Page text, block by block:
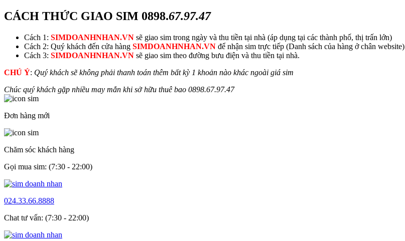
CÁCH THỨC GIAO SIM 0898.67.97.47
Cách 1: SIMDOANHNHAN.VN sẽ giao sim trong ngày và thu tiền tại nhà (áp dụng tại các thành phố, thị trấn lớn)
Cách 2: Quý khách đến cửa hàng SIMDOANHNHAN.VN để nhận sim trực tiếp (Danh sách của hàng ở chân website)
Cách 3: SIMDOANHNHAN.VN sẽ giao sim theo đường bưu điện và thu tiền tại nhà.
CHÚ Ý: Quý khách sẽ không phải thanh toán thêm bất kỳ 1 khoản nào khác ngoài giá sim
Chúc quý khách gặp nhiều may mắn khi sở hữu thuê bao 0898.67.97.47
Đơn hàng mới
Chăm sóc khách hàng
Gọi mua sim: (7:30 - 22:00)
024.33.66.8888
Chat tư vấn: (7:30 - 22:00)